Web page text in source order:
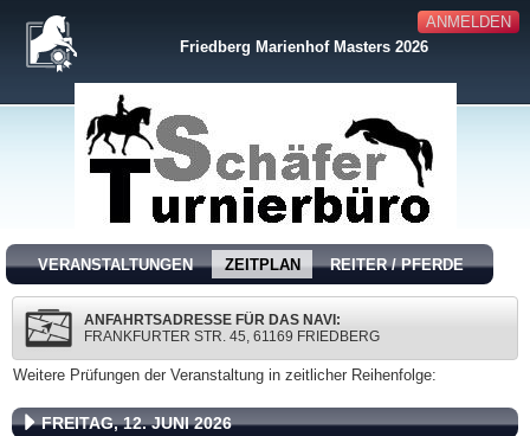
ANMELDEN
Friedberg Marienhof Masters 2026
VERANSTALTUNGEN ZEITPLAN REITER / PFERDE
ANFAHRTSADRESSE FÜR DAS NAVI:
FRANKFURTER STR. 45, 61169 FRIEDBERG
Weitere Prüfungen der Veranstaltung in zeitlicher Reihenfolge:
FREITAG, 12. JUNI 2026